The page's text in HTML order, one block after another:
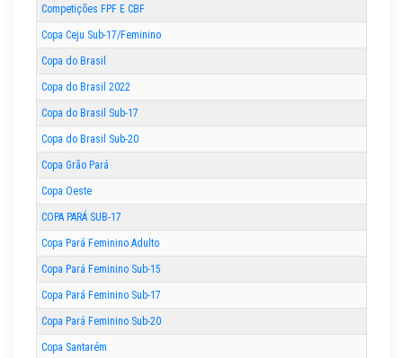
Competições FPF E CBF
Copa Ceju Sub-17/Feminino
Copa do Brasil
Copa do Brasil 2022
Copa do Brasil Sub-17
Copa do Brasil Sub-20
Copa Grão Pará
Copa Oeste
COPA PARÁ SUB-17
Copa Pará Feminino Adulto
Copa Pará Feminino Sub-15
Copa Pará Feminino Sub-17
Copa Pará Feminino Sub-20
Copa Santarém